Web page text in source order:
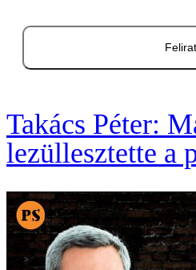
Takács Péter:
lezüllesztette a